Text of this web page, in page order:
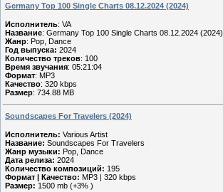
Germany Top 100 Single Charts 08.12.2024 (2024)
Исполнитель: VA
Название: Germany Top 100 Single Charts 08.12.2024 (2024)
Жанр: Pop, Dance
Год выпуска: 2024
Количество треков: 100
Время звучания: 05:21:04
Формат: MP3
Качество: 320 kbps
Размер: 734.88 MB
Soundscapes For Travelers (2024)
Исполнитель: Various Artist
Название: Soundscapes For Travelers
Жанр музыки: Pop, Dance
Дата релиза: 2024
Количество композиций: 195
Формат | Качество: MP3 | 320 kbps
Размер: 1500 mb (+3% )